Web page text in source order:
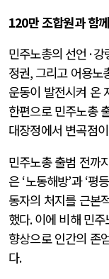
120만 조합원과 함
민주노총의 선언 ·강
정권,그리고 어용노
운동이 발전시켜 온
한편으로 민주노총
대장정에서 변곡점
민주노총 출범 전까
은‘노동해방’과‘평
동자의 처지를 근본
했다.이에 비해 민
향상으로 인간의 존
다.